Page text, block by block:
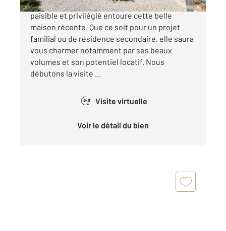
CAVAILLON : Un environnement calme,
paisible et privilégié entoure cette belle
maison récente. Que ce soit pour un projet
familial ou de résidence secondaire, elle saura
vous charmer notamment par ses beaux
volumes et son potentiel locatif. Nous
débutons la visite ...
360° Visite virtuelle
Voir le détail du bien